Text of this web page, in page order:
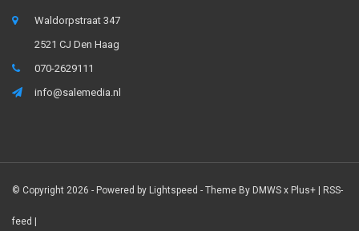
Waldorpstraat 347
2521 CJ Den Haag
070-2629111
info@salemedia.nl
© Copyright 2026 - Powered by Lightspeed - Theme By DMWS x Plus+ RSS-
feed